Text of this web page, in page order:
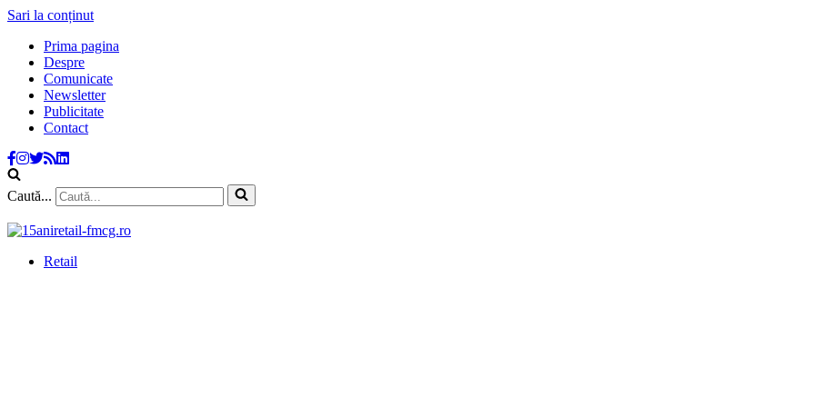
Sari la conținut
Prima pagina
Despre
Comunicate
Newsletter
Publicitate
Contact
Caută...
Retail